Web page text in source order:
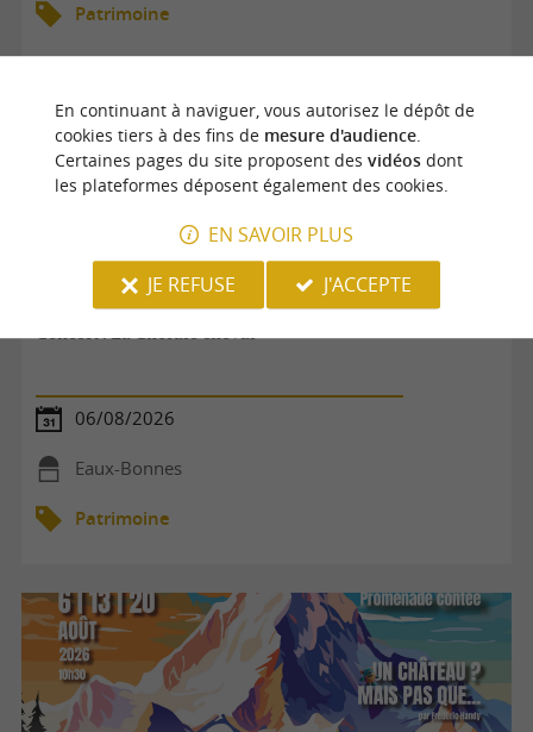
Patrimoine
Concert : La Chorale cheval
06/08/2026
Eaux-Bonnes
Patrimoine
En continuant à naviguer, vous autorisez le dépôt de
cookies tiers à des fins de mesure d'audience.
Certaines pages du site proposent des vidéosdont
les plateformes déposent également des cookies.
EN SAVOIR PLUS
JE REFUSE
J'ACCEPTE